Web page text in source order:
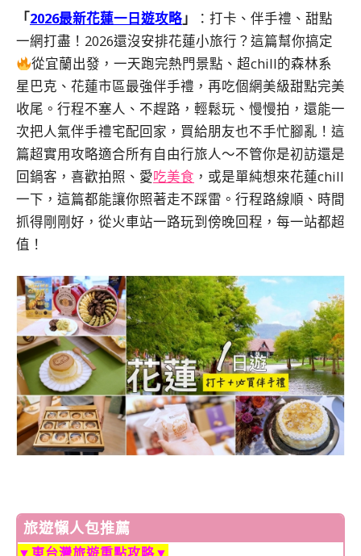
「2026最新花蓮一日遊攻略」
：打卡、伴手禮、甜點
一網打盡！2026還沒安排花蓮小旅行？這篇幫你搞定
從宜蘭出發，一天跑完熱門景點、超chill的森林系
星巴克、花蓮市區最強伴手禮，再吃個網美級甜點完美
收尾。行程不塞人、不趕路，輕鬆玩、慢慢拍，還能一
次把人氣伴手禮宅配回家，買給朋友也不手忙腳亂！這
篇超實用攻略適合所有自由行旅人～不管你是初訪還是
回鍋客，喜歡拍照、愛吃美食 ，或是單純想來花蓮chill
一下，這篇都能讓你照著走不踩雷。行程路線順、時間
抓得剛剛好，從火車站一路玩到傍晚回程，每一站都超
值！
旅遊懶人包推薦
▼ 東台灣旅遊重點攻略▼